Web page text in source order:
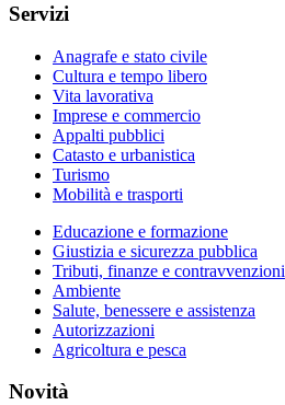
Servizi
Anagrafe e stato civile
Cultura e tempo libero
Vita lavorativa
Imprese e commercio
Appalti pubblici
Catasto e urbanistica
Turismo
Mobilità e trasporti
Educazione e formazione
Giustizia e sicurezza pubblica
Tributi, finanze e contravvenzioni
Ambiente
Salute, benessere e assistenza
Autorizzazioni
Agricoltura e pesca
Novità